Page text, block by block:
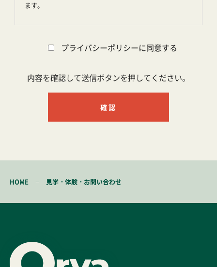
ます。
当店は、お客様の個人情報の保護に関して、組織的、物
その他の個人情報の安全管理のために必要かつ適切な措
個人情報の取得
当店は、取得した個人情報について、以下の目的で利用
個人情報の第三者提供
プライバシーポリシーに同意する
内容を確認して送信ボタンを押してください。
HOME − 見学・体験・お問い合わせ